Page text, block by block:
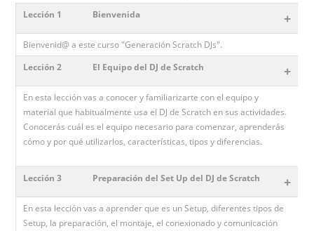
Lección 1 Bienvenida +
Bienvenid@ a este curso "Generación Scratch DJs".
Lección 2
El Equipo del DJ de Scratch +
En esta lección vas a conocer y familiarizarte con el equipo y
material que habitualmente usa el DJ de Scratch en sus actividades.
Conocerás cuál es el equipo necesario para comenzar, aprenderás
cómo y por qué utilizarlos, características, tipos y diferencias.
Lección 3 Preparación del Set Up del DJ de Scratch +
En esta lección vas a aprender que es un Setup, diferentes tipos de
Setup, la preparación, el montaje, el conexionado y comunicación